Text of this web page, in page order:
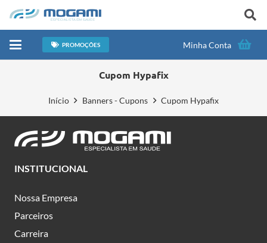
PROMOÇÕES Minha Conta
Cupom Hypafix
Início Banners - Cupons Cupom Hypafix
INSTITUCIONAL
Nossa Empresa
Parceiros
Carreira